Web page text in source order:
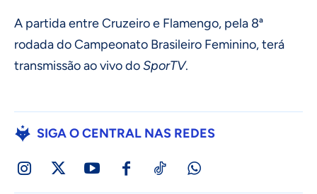
A partida entre Cruzeiro e Flamengo, pela 8ª
rodada do Campeonato Brasileiro Feminino, terá
transmissão ao vivo doSporTV.
SIGA O CENTRAL NAS REDES